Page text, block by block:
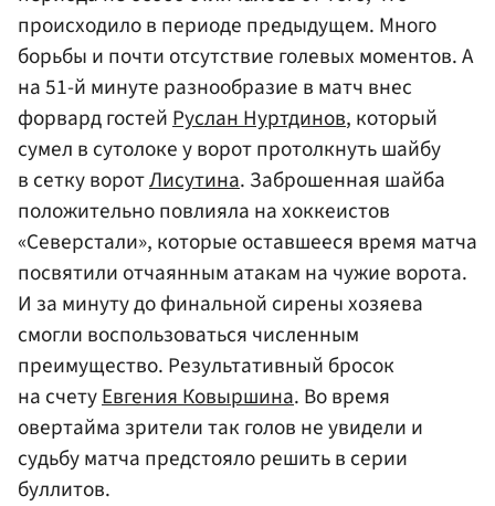
происходило в периоде предыдущем. Много
борьбы и почти отсутствие голевых моментов. А
на 51-й минуте разнообразие в матч внес
форвард гостейРуслан Нуртдинов, который
сумел в сутолоке у ворот протолкнуть шайбу
в сетку воротЛисутина. Заброшенная шайба
положительно повлияла на хоккеистов
«Северстали», которые оставшееся время матча
посвятили отчаянным атакам на чужие ворота.
И за минуту до финальной сирены хозяева
смогли воспользоваться численным
преимущество. Результативный бросок
на счетуЕвгения Ковыршина. Во время
овертайма зрители так голов не увидели и
судьбу матча предстояло решить в серии
буллитов.